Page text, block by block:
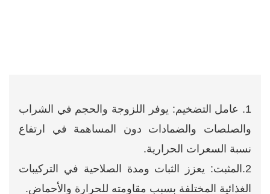
1. عامل التضخيم: يوفر اللزوجة والحجم في الشراب
والصلصات والضمادات دون المساهمة في ارتفاع
نسبة السعرات الحرارية.
2.المثبت: يعزز الثبات ومدة الصلاحية في التركيبات
الغذائية المختلفة بسبب مقاومته للحرارة والأحماض.